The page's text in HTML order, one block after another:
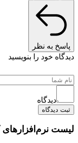
به نظر
خود را بنویسید
دیدگاه
نرم‌افزارهای